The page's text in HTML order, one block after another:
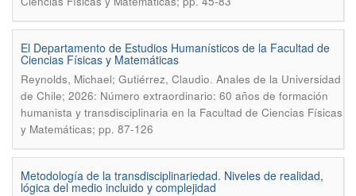
El Departamento de Estudios Humanísticos de la Facultad de
Ciencias Físicas y Matemáticas
Reynolds, Michael; Gutiérrez, Claudio. Anales de la Universidad
de Chile; 2026: Número extraordinario: 60 años de formación
humanista y transdisciplinaria en la Facultad de Ciencias Físicas
y Matemáticas; pp. 87-126
Metodología de la transdisciplinariedad. Niveles de realidad,
lógica del medio incluido y complejidad